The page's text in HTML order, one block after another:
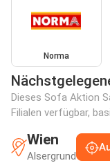
Norma
Dieses Sofa Aktion
Filialen verfügbar,
Wien
Alsergrund